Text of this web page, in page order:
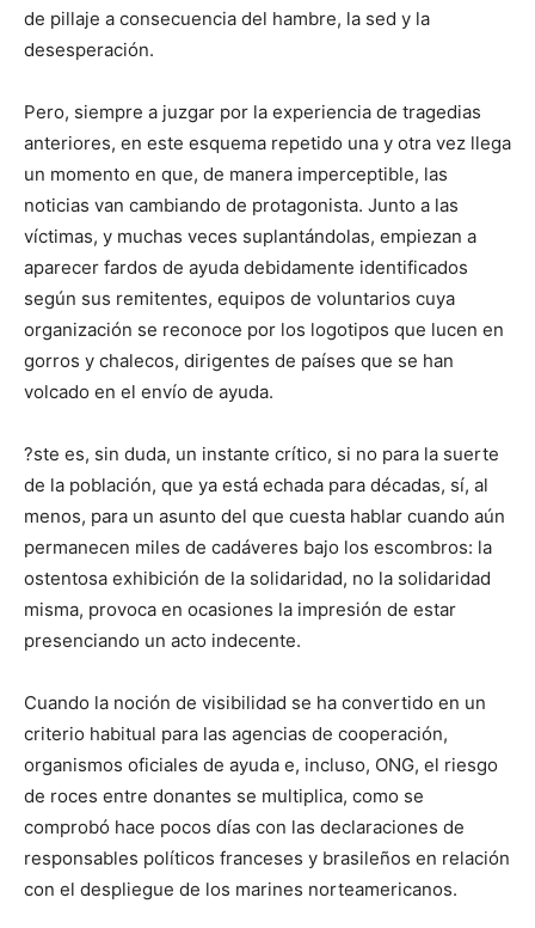
de pillaje a consecuencia del hambre, la sed y la
desesperación.
Pero, siempre a juzgar por la experiencia de tragedias
anteriores, en este esquema repetido una y otra vez llega
un momento en que, de manera imperceptible, las
noticias van cambiando de protagonista. Junto a las
víctimas, y muchas veces suplantándolas, empiezan a
aparecer fardos de ayuda debidamente identificados
según sus remitentes, equipos de voluntarios cuya
organización se reconoce por los logotipos que lucen en
gorros y chalecos, dirigentes de países que se han
volcado en el envío de ayuda.
?ste es, sin duda, un instante crítico, si no para la suerte
de la población, que ya está echada para décadas, sí, al
menos, para un asunto del que cuesta hablar cuando aún
permanecen miles de cadáveres bajo los escombros: la
ostentosa exhibición de la solidaridad, no la solidaridad
misma, provoca en ocasiones la impresión de estar
presenciando un acto indecente.
Cuando la noción de visibilidad se ha convertido en un
criterio habitual para las agencias de cooperación,
organismos oficiales de ayuda e, incluso, ONG, el riesgo
de roces entre donantes se multiplica, como se
comprobó hace pocos días con las declaraciones de
responsables políticos franceses y brasileños en relación
con el despliegue de los marines norteamericanos.